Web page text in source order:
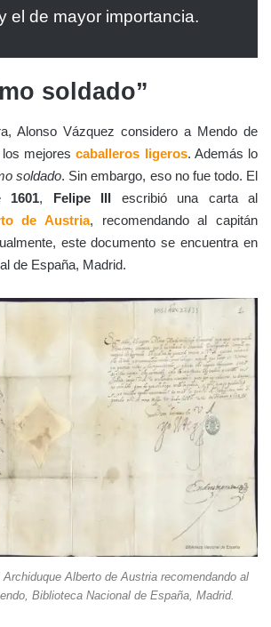
el de mayor importancia.
soldado”
Alonso Vázquez considero a Mendo de
los mejorescaballeros ligeros. Además lo
soldado. Sin embargo, eso no fue todo. El
1601, Felipe III
escribió una carta al
de Austria, recomendando al capitán
este documento se encuentra en
de España, Madrid.
Alberto de Austria recomendando al
Biblioteca Nacional de España, Madrid.